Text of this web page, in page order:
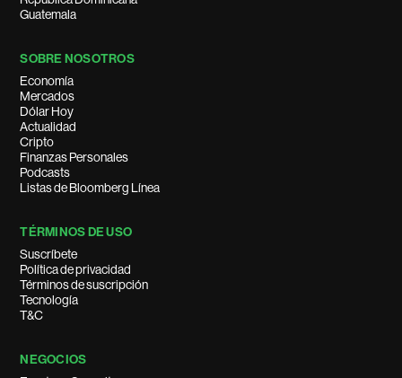
Guatemala
SOBRE NOSOTROS
Economía
Mercados
Dólar Hoy
Actualidad
Cripto
Finanzas Personales
Podcasts
Listas de Bloomberg Línea
TÉRMINOS DE USO
Suscríbete
Política de privacidad
Términos de suscripción
Tecnología
T&C
NEGOCIOS